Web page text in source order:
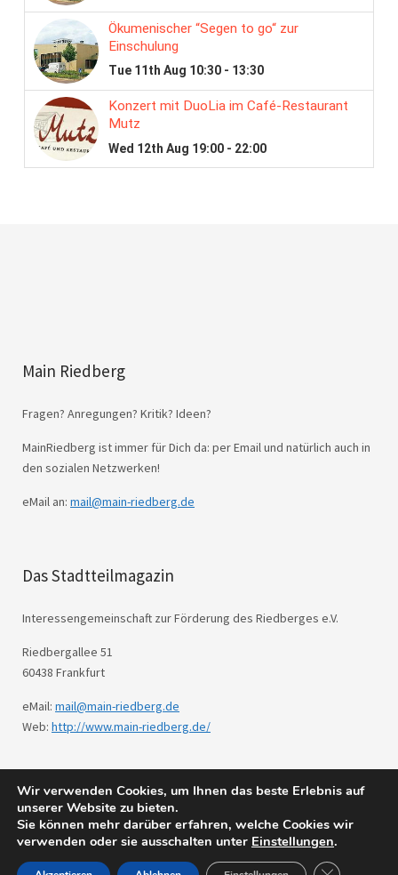
Main Riedberg
Fragen? Anregungen? Kritik? Ideen?
MainRiedberg ist immer für Dich da: per Email und natürlich auch in
den sozialen Netzwerken!
eMail an: mail@main-riedberg.de
Das Stadtteilmagazin
Interessengemeinschaft zur Förderung des Riedberges e.V.
Riedbergallee 51
60438 Frankfurt
eMail: mail@main-riedberg.de
Web: http://www.main-riedberg.de/
© 2026 Main Riedberg. Powered by WordPress
Theme: Weta vonElmastudio.
Wir verwenden Cookies, um Ihnen das beste Erlebnis auf
unserer Website zu bieten.
Sie können mehr darüber erfahren, welche Cookies wir
verwenden oder sie ausschalten unter Einstellungen.
GDPR